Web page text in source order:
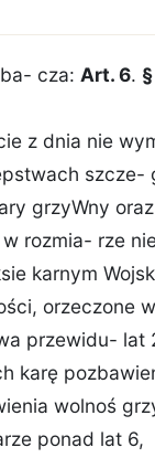
cza: Art. 6.
z dnia nie
grzyWny
rozmia- rze
karnym
orzeczone
przewidu- lat
karę
wolnoś­
ponad lat 6,